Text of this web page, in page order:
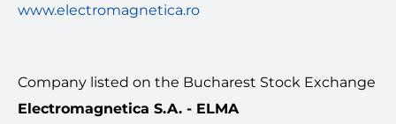
www.electromagnetica.ro
Company listed on the Bucharest Stock Exchange
Electromagnetica S.A. - ELMA